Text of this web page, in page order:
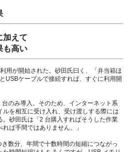
加えて
も高い
用が開始された。砂田氏曰く、「弁当箱ほ
USBケーブルで接続すれば、すぐに利用開
のみ導入。そのため、インターネット系
を相互に受け入れ、受け渡しする際には
砂田氏は「2 台購入すればそうした作業
ば手間ではありません。」
数分、年間で十数時間の短縮につながっ